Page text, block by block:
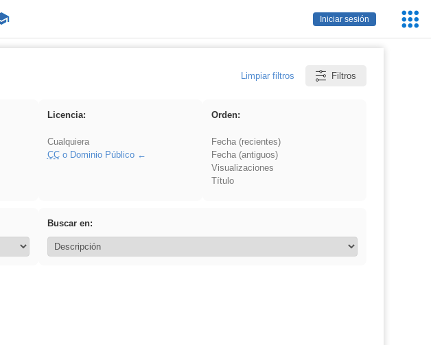
Iniciar sesión
Limpiar filtros Filtros
Licencia:
Cualquiera
CCo Dominio Público
Orden:
Fecha (recientes)
Fecha (antiguos)
Visualizaciones
Título
Buscar en: